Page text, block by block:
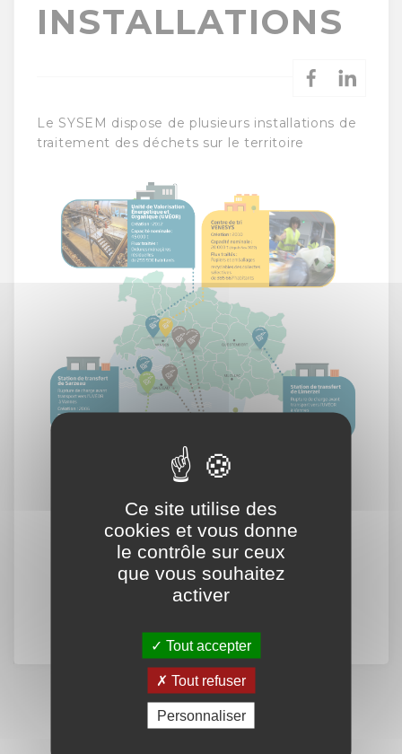
INSTALLATIONS
Le SYSEM dispose de plusieurs installations de
traitement des déchets sur le territoire
Ce site utilise des
cookies et vous donne
le contrôle sur ceux
que vous souhaitez
activer
Tout accepter
Tout refuser
Personnaliser